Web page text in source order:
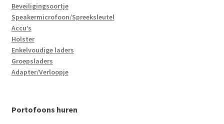
Beveiligingsoortje
Speakermicrofoon/Spreeksleutel
Accu’s
Holster
Enkelvoudige laders
Groepsladers
Adapter/Verloopje
Portofoons huren